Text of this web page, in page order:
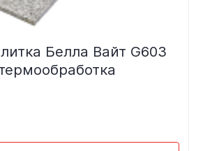
Белла Вайт G603